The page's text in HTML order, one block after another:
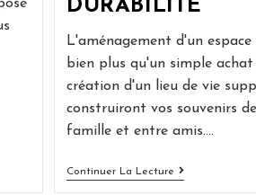
DURABILITÉ
L'aménagement d'un
bien plus qu'un simple
création d'un lieu de vie
construiront vos souvenirs
famille et entre amis.…
Continuer La LectureGuide